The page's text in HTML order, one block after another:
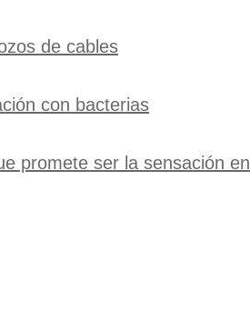
de cables
con bacterias
promete ser la sensación en